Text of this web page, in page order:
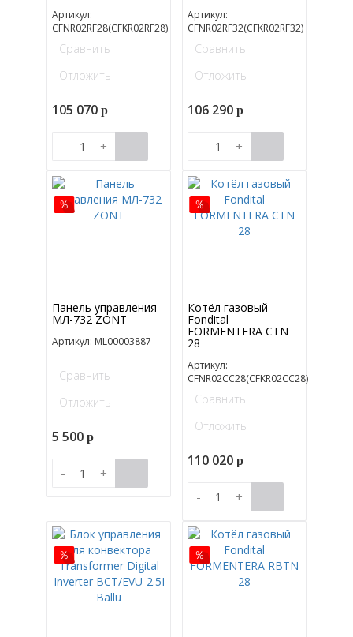
Артикул:
CFNR02RF28(CFKR02RF28)
Сравнить
Отложить
105 070p
- +
Артикул:
CFNR02RF32(CFKR02RF32)
Сравнить
Отложить
106 290p
- +
Панель управления
МЛ-732 ZONT
Артикул: ML00003887
Сравнить
Отложить
5 500p
- +
Котёл газовый
Fondital
FORMENTERA CTN
28
Артикул:
CFNR02CC28(CFKR02CC28)
Сравнить
Отложить
110 020p
- +